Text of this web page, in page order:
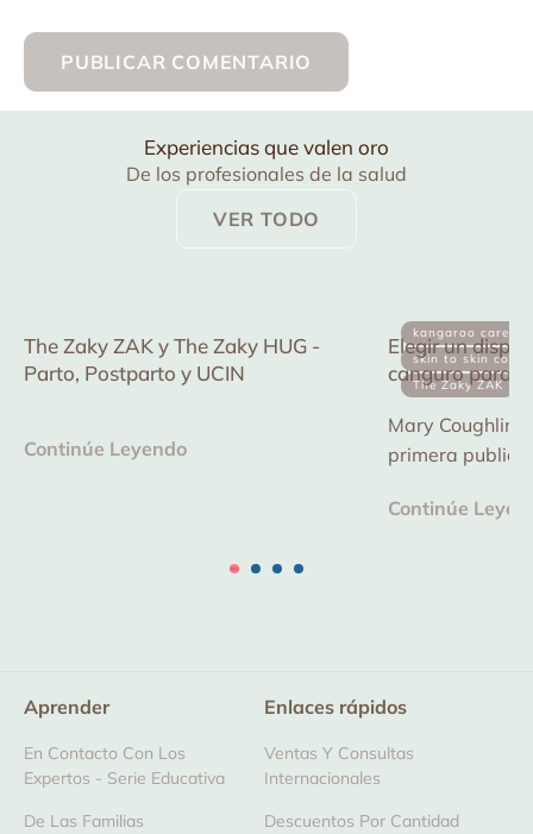
Experiencias que valen oro
De los profesionales de la salud
VER TODO
The Zaky ZAK y The Zaky HUG -
Parto, Postparto y UCIN
Continúe Leyendo
kangaroo care
skin to skin
The Zaky ZAK
Elegir un
canguro para
de la Calidad
Mary Coughlin
primera
reducir los
Continúe
Aprender
En Contacto Con Los
Expertos - Serie Educativa
De Las Familias
Enlaces rápidos
Ventas Y Consultas
Internacionales
Descuentos Por Cantidad